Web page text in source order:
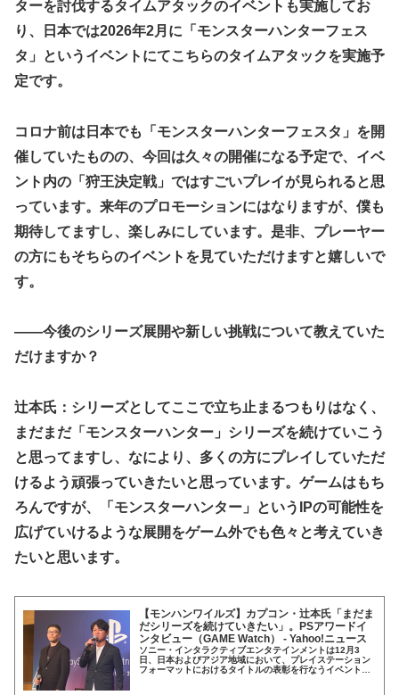
ターを討伐するタイムアタックのイベントも実施してお
り、日本では2026年2月に「モンスターハンターフェス
タ」というイベントにてこちらのタイムアタックを実施予
定です。
コロナ前は日本でも「モンスターハンターフェスタ」を開
催していたものの、今回は久々の開催になる予定で、イベ
ント内の「狩王決定戦」ではすごいプレイが見られると思
っています。来年のプロモーションにはなりますが、僕も
期待してますし、楽しみにしています。是非、プレーヤー
の方にもそちらのイベントを見ていただけますと嬉しいで
す。
――今後のシリーズ展開や新しい挑戦について教えていた
だけますか？
辻本氏：シリーズとしてここで立ち止まるつもりはなく、
まだまだ「モンスターハンター」シリーズを続けていこう
と思ってますし、なにより、多くの方にプレイしていただ
けるよう頑張っていきたいと思っています。ゲームはもち
ろんですが、「モンスターハンター」というIPの可能性を
広げていけるような展開をゲーム外でも色々と考えていき
たいと思います。
【モンハンワイルズ】カプコン・辻本氏「まだま
だシリーズを続けていきたい」。PSアワードイ
ンタビュー（GAME Watch） - Yahoo!ニュース
ソニー・インタラクティブエンタテインメントは12月3
日、日本およびアジア地域において、プレイステーション
フォーマットにおけるタイトルの表彰を行なうイベント